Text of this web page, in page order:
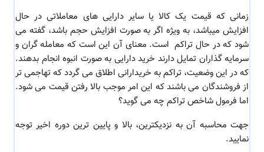
زمانی که قیمت یک کالا یا سایر دارایی های معاملاتی در حال
افزایش میباشد، به ویژه اگر به صورت افزایش حجم باشد، گفته می
شود که در حال تراکم است. معنای آن این است که معامله گران و
سرمایه گذاران تمایل دارند خرید دارایی به صورت انبوه انجام بدهند.
که در این وضعیت، تراکم به خریدارانی اطلاق می گردد که تهاجمی تر
از فروشندگان می باشند که این امر موجب بالا رفتن قیمت می شود.
اما فرمول شاخص تراکم چه می گوید؟
جهت محاسبه آن به نزدیکترین، بالا و پایین ترین دوره اخیر توجه
نمایید.